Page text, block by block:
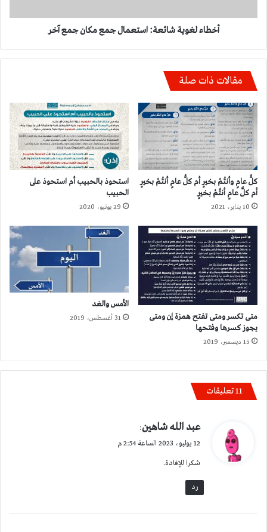
أخطاء لغوية شائعة: استعمال جمع مكان جمع آخر
مقالات ذات صلة
كلُّ عامٍ وأنتُمْ بخيرٍ أم كلُّ عامٍ أنتُمْ بخيرٍ
أم كلَّ عامٍ أنتُمْ بخيرٍ
10 يناير، 2021
استحوذ بالحبيب أم استحوذ على
الحبيب
29 يونيو، 2020
متى تكسر ومتى تفتح همزة إن ومتى
يجوز كسرها وفتحها
15 ديسمبر، 2019
الأمس والغد
31 أغسطس، 2019
‫11 تعليقات
ي
ل
عبد الله شاهين:
12 يوليو، 2023 الساعة 2:54 م
شكرا للإفادة.
رد